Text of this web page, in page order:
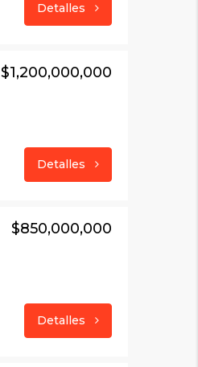
Detalles
$1,200,000,000
Detalles
$850,000,000
Detalles